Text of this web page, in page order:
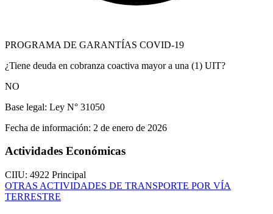
PROGRAMA DE GARANTÍAS COVID-19
¿Tiene deuda en cobranza coactiva mayor a una (1) UIT?
NO
Base legal: Ley N° 31050
Fecha de información: 2 de enero de 2026
Actividades Económicas
CIIU: 4922 Principal
OTRAS ACTIVIDADES DE TRANSPORTE POR VÍA
TERRESTRE